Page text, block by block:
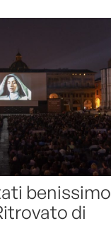
benissimo
di